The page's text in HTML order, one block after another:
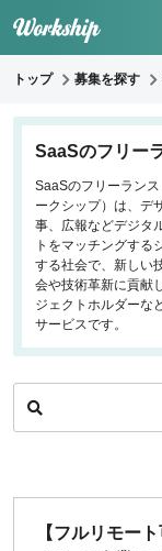
トップ 募集を探す
SaaSのフリー
SaaSのフリーラン
ークシップ）は、デ
事、広報などデジタ
トをマッチングする
する社会で、新しい
会や技術革新に貢献
ジェクトホルダーな
サービスです。
キーワード
職種
フロント
バックエ
インフラエ
iOS/
データサ
出社希望
【フルリモー